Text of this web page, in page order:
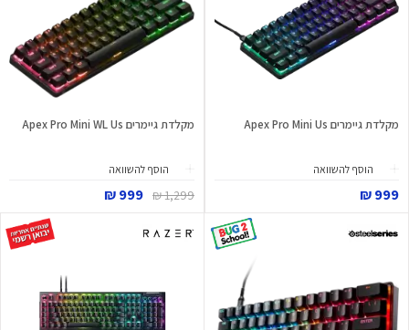
מקלדת גיימרים Apex Pro Mini Us
הוסף להשוואה
999 ₪
מקלדת גיימרים Apex Pro Mini WL Us
הוסף להשוואה
1,299 ₪
999 ₪